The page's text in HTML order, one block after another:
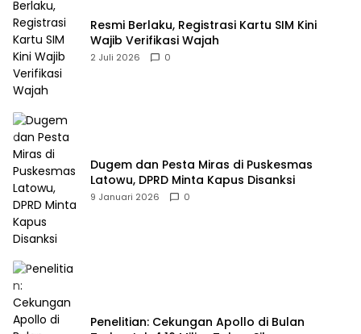
Resmi Berlaku, Registrasi Kartu SIM Kini
Wajib Verifikasi Wajah
2 Juli 2026 0
Dugem dan Pesta Miras di Puskesmas
Latowu, DPRD Minta Kapus Disanksi
9 Januari 2026 0
Penelitian: Cekungan Apollo di Bulan